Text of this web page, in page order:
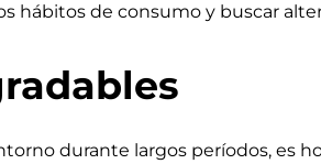
hábitos de consumo y buscar
durante largos períodos, es